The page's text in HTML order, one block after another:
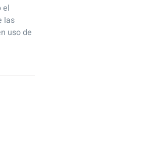
el
las
uso de